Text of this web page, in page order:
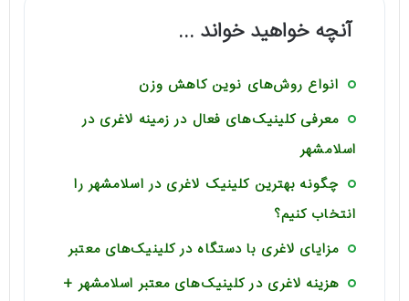
آنچه خواهید خواند ...
انواع روش‌های نوین کاهش وزن
معرفی کلینیک‌های فعال در زمینه لاغری در
اسلامشهر
چگونه بهترین کلینیک لاغری در اسلامشهر را
انتخاب کنیم؟
مزایای لاغری با دستگاه در کلینیک‌های معتبر
هزینه لاغری در کلینیک‌های معتبر اسلامشهر +